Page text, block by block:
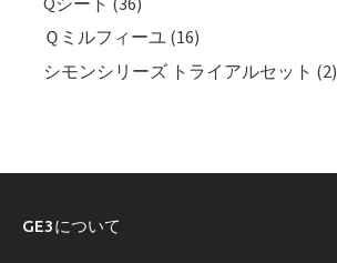
Ｑミルフィーユ (16)
シモンシリーズ トライアルセット (2)
GE3について